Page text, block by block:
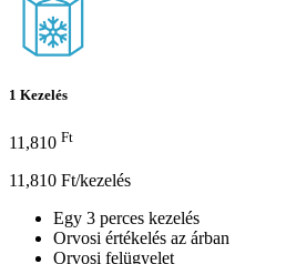
1 Kezelés
11,810 Ft
11,810 Ft/kezelés
Egy 3 perces kezelés
Orvosi értékelés az árban
Orvosi felügyelet